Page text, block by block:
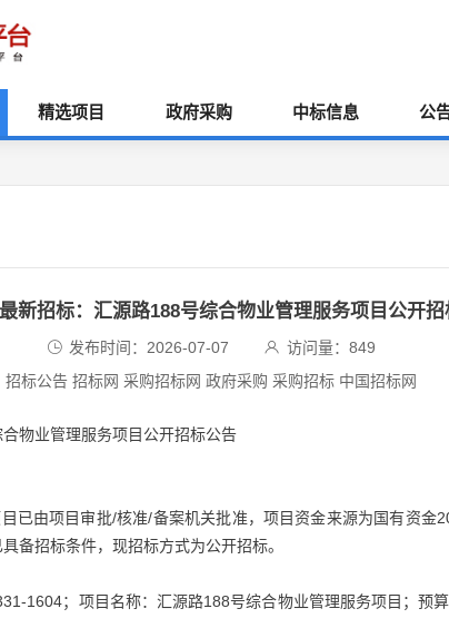
精选项目 政府采购 中标信息 公
新招标：汇源路188号综合物业管理服务项目公开
发布时间：2026-07-07 访问量：849
招标公告 招标网 采购招标网 政府采购 采购招标 中国招标网
物业管理服务项目公开招标公告
已由项目审批/核准/备案机关批准，项目资金来源为国有资金
备招标条件，现招标方式为公开招标。
1604；项目名称：汇源路188号综合物业管理服务项目；预